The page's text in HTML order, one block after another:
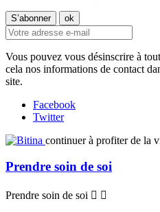
Vous pouvez vous désinscrire à
cela nos informations de contact
site.
Facebook
Twitter
continuer à profiter de la
Prendre soin de soi
Prendre soin de soi  